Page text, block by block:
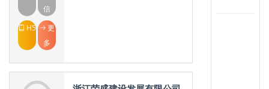
信
H5
更
多